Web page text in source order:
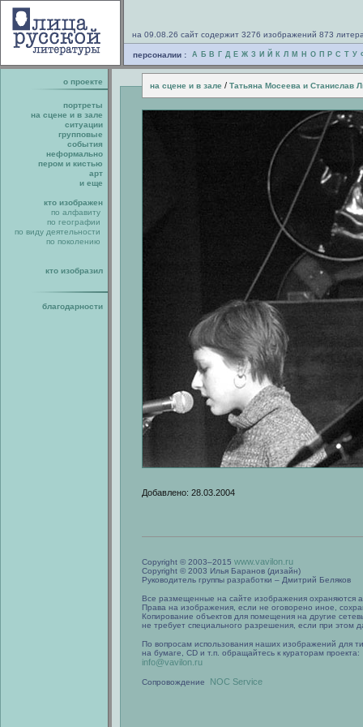
на 09.08.26 сайт содержит 3276 изображений 873
персоналии : А Б В Г Д Е Ж З И Й К Л М Н О П Р С Т У
о проекте на сцене и в зале / Татьяна Мосеева и Станислав
портреты
на сцене и в зале
ситуации
групповые
события
неформально
пером и кистью
арт
и еще
кто изображен
по алфавиту
по географии
по виду деятельности
по поколению
кто изобразил
благодарности
Добавлено: 28.03.2004
Copyright © 2003–2015 www.vavilon.ru
Copyright © 2003 Илья Баранов (дизайн)
Руководитель группы разработки – Дмитрий Беляков
Все размещенные на сайте изображения охраняются
Права на изображения, если не оговорено иное,
Копирование объектов для помещения на другие
не требует специального разрешения, если при этом
По вопросам использования наших изображений для
на бумаге, CD и т.п. обращайтесь к кураторам проекта:
info@vavilon.ru
Сопровождение NOC Service